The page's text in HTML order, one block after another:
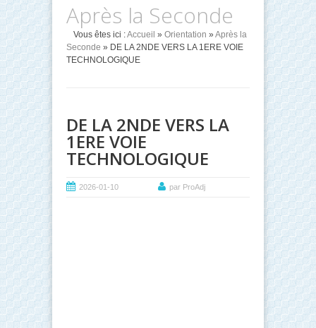
Après la Seconde
Vous êtes ici :Accueil » Orientation » Après la
Seconde » DE LA 2NDE VERS LA 1ERE VOIE
TECHNOLOGIQUE
DE LA 2NDE VERS LA
1ERE VOIE
TECHNOLOGIQUE
2026-01-10 par ProAdj